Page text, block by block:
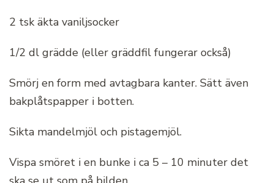
2 tsk äkta vaniljsocker
1/2 dl grädde (eller gräddfil fungerar också)
Smörj en form med avtagbara kanter. Sätt även
bakplåtspapper i botten.
Sikta mandelmjöl och pistagemjöl.
Vispa smöret i en bunke i ca 5 – 10 minuter det